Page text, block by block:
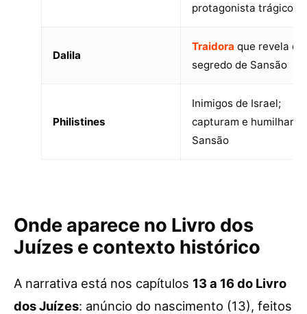
protagonista trágico
Dalila
Traidora que revela o
segredo de Sansão
Philistines
Inimigos de Israel;
capturam e humilham
Sansão
Onde aparece no Livro dos
Juízes e contexto histórico
A narrativa está nos capítulos 13 a 16 do Livro
dos Juízes: anúncio do nascimento (13), feitos